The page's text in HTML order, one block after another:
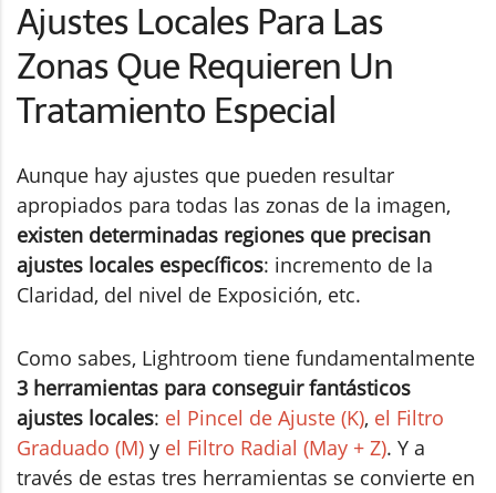
Ajustes Locales Para Las
Zonas Que Requieren Un
Tratamiento Especial
Aunque hay ajustes que pueden resultar
apropiados para todas las zonas de la imagen,
existen determinadas regiones que precisan
ajustes locales específicos: incremento de la
Claridad, del nivel de Exposición, etc.
Como sabes, Lightroom tiene fundamentalmente
3 herramientas para conseguir fantásticos
ajustes locales: el Pincel de Ajuste (K), el Filtro
Graduado (M) y el Filtro Radial (May + Z). Y a
través de estas tres herramientas se convierte en